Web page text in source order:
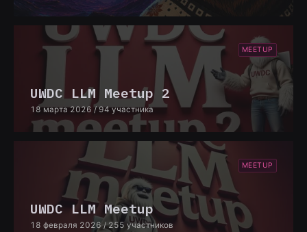
MEETUP
UWDC LLM Meetup 2
18 марта 2026 / 94 участника
MEETUP
UWDC LLM Meetup
18 февраля 2026 / 255 участников